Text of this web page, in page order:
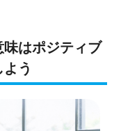
味はポジティブ
う